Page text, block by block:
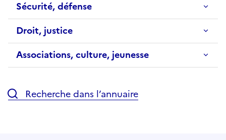
Sécurité, défense
Droit, justice
Associations, culture, jeunesse
Recherche dans l’annuaire